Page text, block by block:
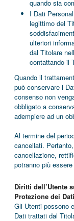
quando sia
I Dati
legittimo del
ulteriori
dal Titolare
contattando il
Quando il
può conservare i
consenso non
obbligato a
adempiere ad un
Al termine del
cancellati.
cancellazione,
potranno più
Diritti dell’Utente
Protezione dei
Gli Utenti possono
Dati trattati dal